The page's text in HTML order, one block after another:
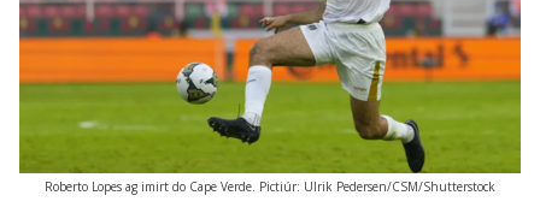
Roberto Lopes ag imirt do Cape Verde. Pictiúr: Ulrik Pedersen/CSM/Shutterstock